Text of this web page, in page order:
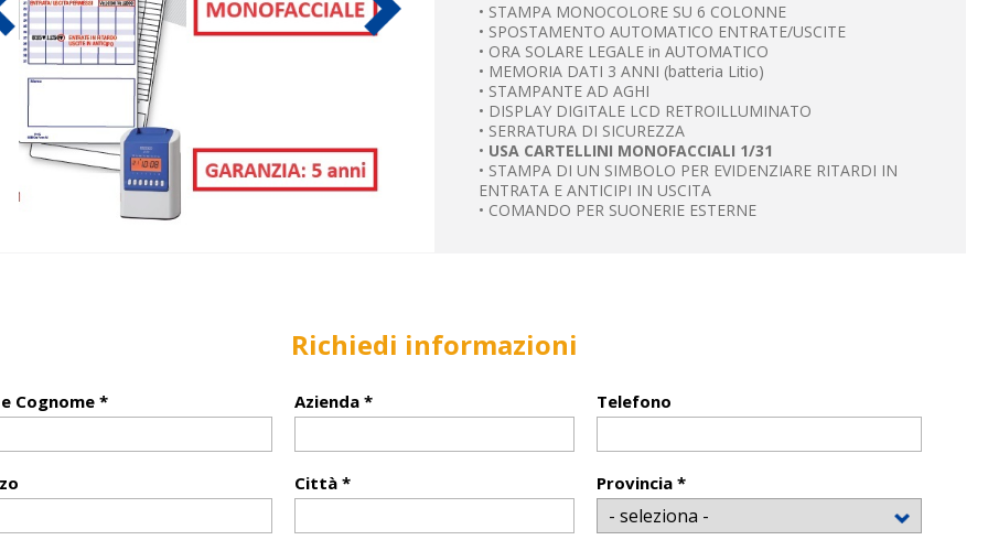
• STAMPA MONOCOLORE SU 6 COLONNE
• SPOSTAMENTO AUTOMATICO ENTRATE/USCITE
• ORA SOLARE LEGALE in AUTOMATICO
• MEMORIA DATI 3 ANNI (batteria Litio)
• STAMPANTE AD AGHI
• DISPLAY DIGITALE LCD RETROILLUMINATO
• SERRATURA DI SICUREZZA
• USA CARTELLINI MONOFACCIALI 1/31
• STAMPA DI UN SIMBOLO PER EVIDENZIARE RITARDI IN
ENTRATA E ANTICIPI IN USCITA
• COMANDO PER SUONERIE ESTERNE
Richiedi informazioni
Cognome * Azienda * Telefono
Città * Provincia *